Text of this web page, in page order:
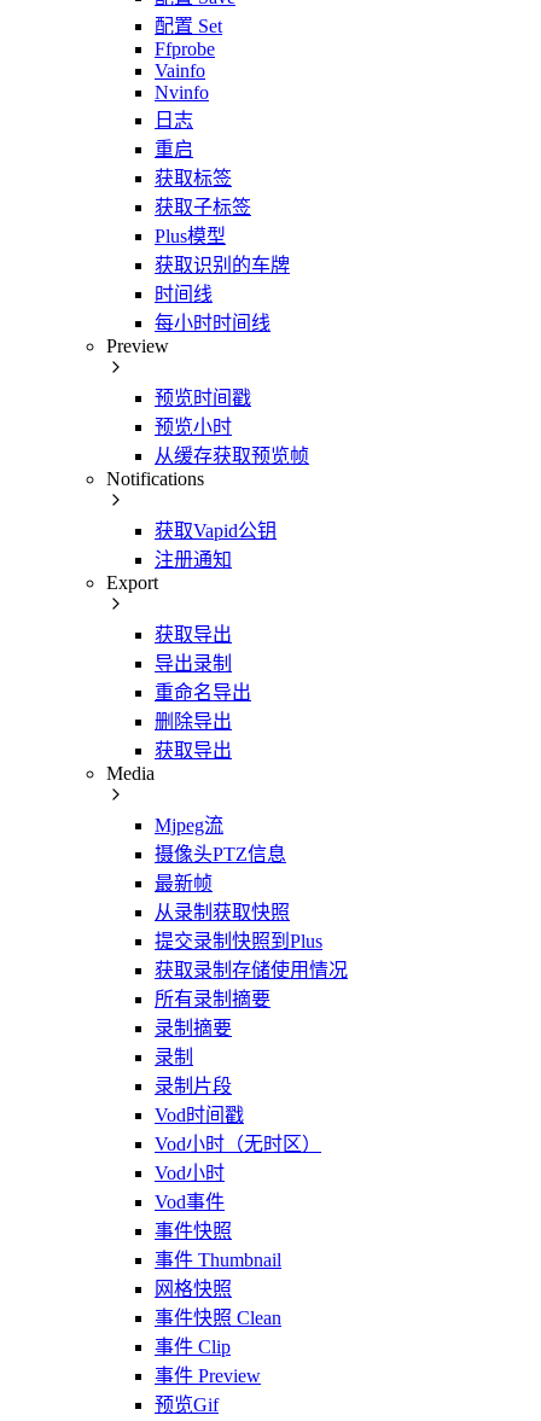
配置 Set
Ffprobe
Vainfo
Nvinfo
日志
重启
获取标签
获取子标签
Plus模型
获取识别的车牌
时间线
每小时时间线
Preview
预览时间戳
预览小时
从缓存获取预览帧
Notifications
获取Vapid公钥
注册通知
Export
获取导出
导出录制
重命名导出
删除导出
获取导出
Media
Mjpeg流
摄像头PTZ信息
最新帧
从录制获取快照
提交录制快照到Plus
获取录制存储使用情况
所有录制摘要
录制摘要
录制
录制片段
Vod时间戳
Vod小时（无时区）
Vod小时
Vod事件
事件快照
事件 Thumbnail
网格快照
事件快照 Clean
事件 Clip
事件 Preview
预览Gif